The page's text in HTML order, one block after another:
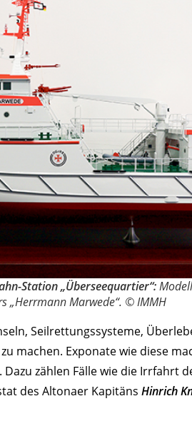
Station „Überseequartier“:
„Herrmann Marwede“. © IMMH
Seilrettungssysteme,
machen. Exponate wie diese
zählen Fälle wie die Irrfahrt
des Altonaer Kapitäns Hinrich